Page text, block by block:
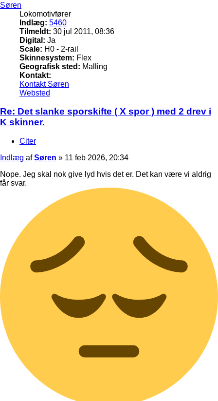
Søren
Lokomotivfører
Indlæg: 5460
Tilmeldt: 30 jul 2011, 08:36
Digital: Ja
Scale: H0 - 2-rail
Skinnesystem: Flex
Geografisk sted: Malling
Kontakt:
Kontakt Søren
Websted
Re: Det slanke sporskifte ( X spor ) med 2 drev i
K skinner.
Citer
Indlæg afSøren » 11 feb 2026, 20:34
Nope. Jeg skal nok give lyd hvis det er. Det kan være vi aldrig
får svar.